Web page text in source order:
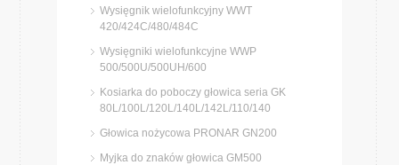
Wysięgnik wielofunkcyjny WWT
420/424C/480/484C
Wysięgniki wielofunkcyjne WWP
500/500U/500UH/600
Kosiarka do poboczy głowica seria GK
80L/100L/120L/140L/142L/110/140
Głowica nożycowa PRONAR GN200
Myjka do znaków głowica GM500